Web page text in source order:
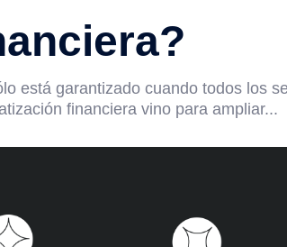
está garantizado cuando todos los
financiera vino para ampliar...